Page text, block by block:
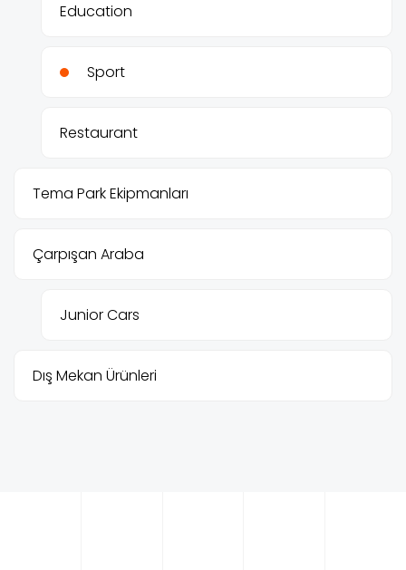
Education
Sport
Restaurant
Tema Park Ekipmanları
Çarpışan Araba
Junior Cars
Dış Mekan Ürünleri